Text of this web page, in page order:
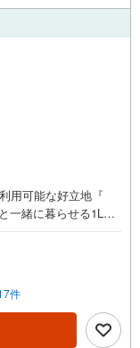
用可能な好立地『
緒に暮らせる1LDK
WIC付ですっきりと
日々の家事をサポー
スタイムも快適に 乾
～東京、川崎エリ
足を～ 東宝ハウス大
お届けします。各種
件